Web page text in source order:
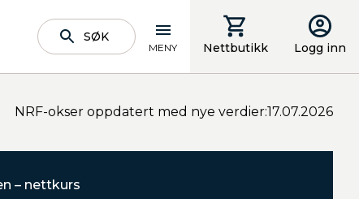
SØK
MENY Nettbutikk Logg inn
NRF-okser oppdatert med nye verdier:17.07.2026
– nettkurs